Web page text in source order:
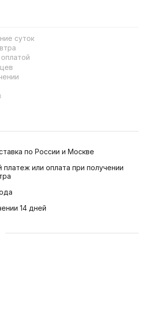
суток
по России и Москве
или оплата при получении
14 дней